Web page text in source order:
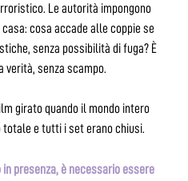
Le autorità impongono
cosa accade alle coppie se
senza possibilità di fuga? È
verità, senza scampo.
girato quando il mondo intero
e tutti i set erano chiusi.
presenza, è necessario essere